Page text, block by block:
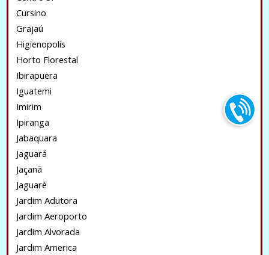
Cursino
Grajaú
Higienopolis
Horto Florestal
Ibirapuera
Iguatemi
Imirim
Ipiranga
Jabaquara
Jaguará
Jaçanã
Jaguaré
Jardim Adutora
Jardim Aeroporto
Jardim Alvorada
Jardim America